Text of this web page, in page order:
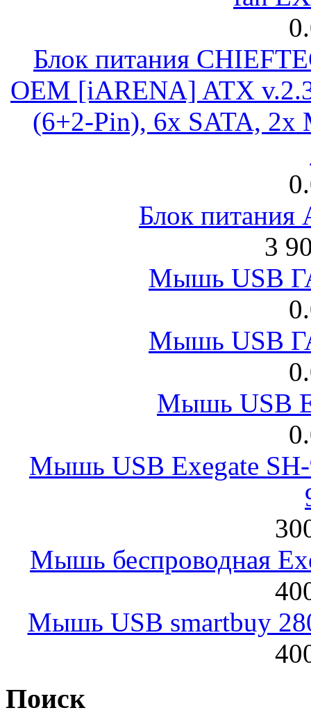
Блок питания
OEM [iARENA] ATX
(6+2-Pin), 6x SATA, 2x
Блок питания
3
Мышь USB
Мышь USB
Мышь USB
Мышь USB Exegate
Мышь беспроводная
Мышь USB smartbuy
Поиск